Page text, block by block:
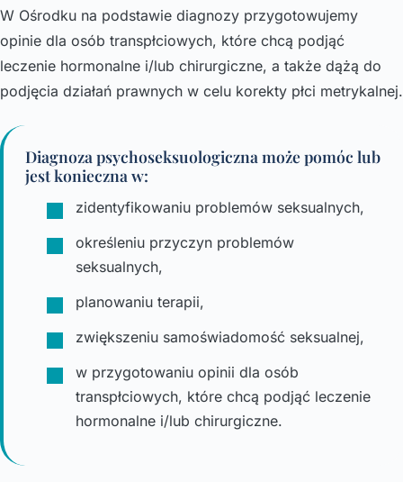
W Ośrodku na podstawie diagnozy przygotowujemy
opinie dla osób transpłciowych, które chcą podjąć
leczenie hormonalne i/lub chirurgiczne, a także dążą do
podjęcia działań prawnych w celu korekty płci metrykalnej.
Diagnoza psychoseksuologiczna może pomóc lub
jest konieczna w:
zidentyfikowaniu problemów seksualnych,
określeniu przyczyn problemów
seksualnych,
planowaniu terapii,
zwiększeniu samoświadomość seksualnej,
w przygotowaniu opinii dla osób
transpłciowych, które chcą podjąć leczenie
hormonalne i/lub chirurgiczne.